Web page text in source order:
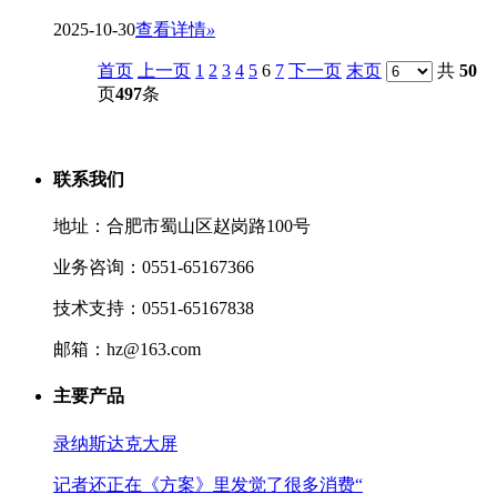
2025-10-30查看详情»
首页 上一页 1 2 3 4 5 6 7 下一页 末页 共 50
页497条
联系我们
地址：合肥市蜀山区赵岗路100号
业务咨询：0551-65167366
技术支持：0551-65167838
邮箱：hz@163.com
主要产品
录纳斯达克大屏
记者还正在《方案》里发觉了很多消费“